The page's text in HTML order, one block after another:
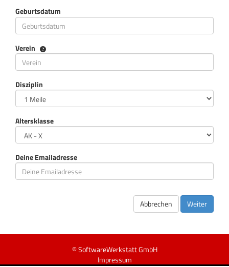
Geburtsdatum
Verein
Disziplin
Altersklasse
Deine Emailadresse
Abbrechen Weiter
© SoftwareWerkstatt GmbH
Impressum